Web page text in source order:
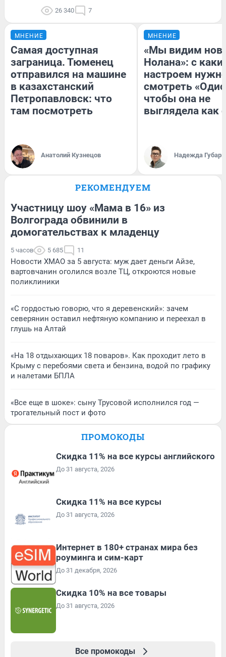
26 340 7
МНЕНИЕ
Самая доступная
заграница. Тюменец
отправился на машине
в казахстанский
Петропавловск: что
там посмотреть
Анатолий Кузнецов
МНЕНИЕ
«Мы видим
Нолана»: с
настроем
смотреть
чтобы она не
выглядела как
Надежда Губарь
РЕКОМЕНДУЕМ
Участницу шоу «Мама в 16» из
Волгограда обвинили в
домогательствах к младенцу
5 часов 5 685 11
Новости ХМАО за 5 августа: муж дает деньги Айзе,
вартовчанин оголился возле ТЦ, откроются новые
поликлиники
«С гордостью говорю, что я деревенский»: зачем
северянин оставил нефтяную компанию и переехал в
глушь на Алтай
«На 18 отдыхающих 18 поваров». Как проходит лето в
Крыму с перебоями света и бензина, водой по графику
и налетами БПЛА
«Все еще в шоке»: сыну Трусовой исполнился год —
трогательный пост и фото
ПРОМОКОДЫ
Скидка 11% на все курсы английского
До 31 августа, 2026
Скидка 11% на все курсы
До 31 августа, 2026
Интернет в 180+ странах мира без
роуминга и сим-карт
До 31 декабря, 2026
Скидка 10% на все товары
До 31 августа, 2026
Все промокоды